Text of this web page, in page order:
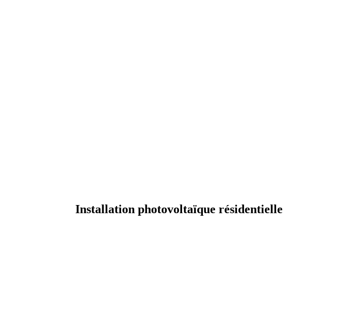
Installation photovoltaïque résidentielle